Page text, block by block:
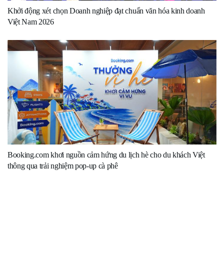
Khởi động xét chọn Doanh nghiệp đạt chuẩn văn hóa kinh doanh
Việt Nam 2026
Booking.com khơi nguồn cảm hứng du lịch hè cho du khách Việt
thông qua trải nghiệm pop-up cà phê